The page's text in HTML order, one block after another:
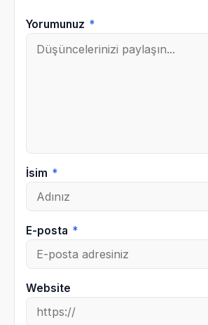
Yorumunuz *
İsim *
E-posta *
Website